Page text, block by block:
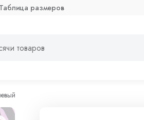
Таблица размеров